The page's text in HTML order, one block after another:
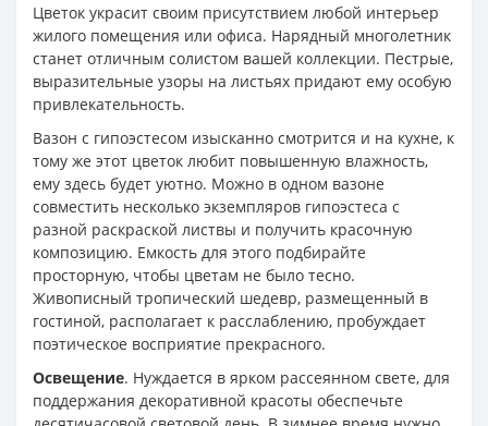
Цветок украсит своим присутствием любой интерьер
жилого помещения или офиса. Нарядный многолетник
станет отличным солистом вашей коллекции. Пестрые,
выразительные узоры на листьях придают ему особую
привлекательность.
Вазон с гипоэстесом изысканно смотрится и на кухне, к
тому же этот цветок любит повышенную влажность,
ему здесь будет уютно. Можно в одном вазоне
совместить несколько экземпляров гипоэстеса с
разной раскраской листвы и получить красочную
композицию. Емкость для этого подбирайте
просторную, чтобы цветам не было тесно.
Живописный тропический шедевр, размещенный в
гостиной, располагает к расслаблению, пробуждает
поэтическое восприятие прекрасного.
Освещение. Нуждается в ярком рассеянном свете, для
поддержания декоративной красоты обеспечьте